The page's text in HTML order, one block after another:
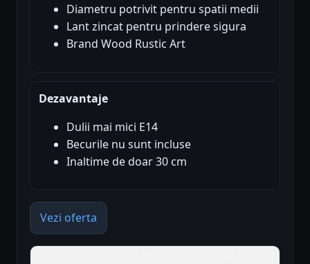
Diametru potrivit pentru spatii medii
Lant zincat pentru prindere sigura
Brand Wood Rustic Art
Dezavantaje
Dulii mai mici E14
Becurile nu sunt incluse
Inaltime de doar 30 cm
Vezi oferta